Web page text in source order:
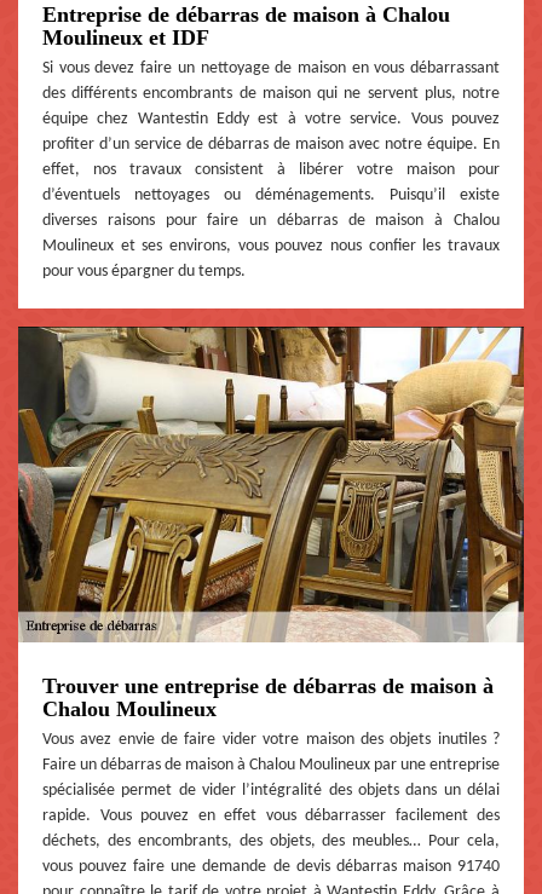
Entreprise de débarras de maison à Chalou
Moulineux et IDF
Si vous devez faire un nettoyage de maison en vous débarrassant
des différents encombrants de maison qui ne servent plus, notre
équipe chez Wantestin Eddy est à votre service. Vous pouvez
profiter d’un service de débarras de maison avec notre équipe. En
effet, nos travaux consistent à libérer votre maison pour
d’éventuels nettoyages ou déménagements. Puisqu’il existe
diverses raisons pour faire un débarras de maison à Chalou
Moulineux et ses environs, vous pouvez nous confier les travaux
pour vous épargner du temps.
Trouver une entreprise de débarras de maison à
Chalou Moulineux
Vous avez envie de faire vider votre maison des objets inutiles ?
Faire un débarras de maison à Chalou Moulineux par une entreprise
spécialisée permet de vider l’intégralité des objets dans un délai
rapide. Vous pouvez en effet vous débarrasser facilement des
déchets, des encombrants, des objets, des meubles… Pour cela,
vous pouvez faire une demande de devis débarras maison 91740